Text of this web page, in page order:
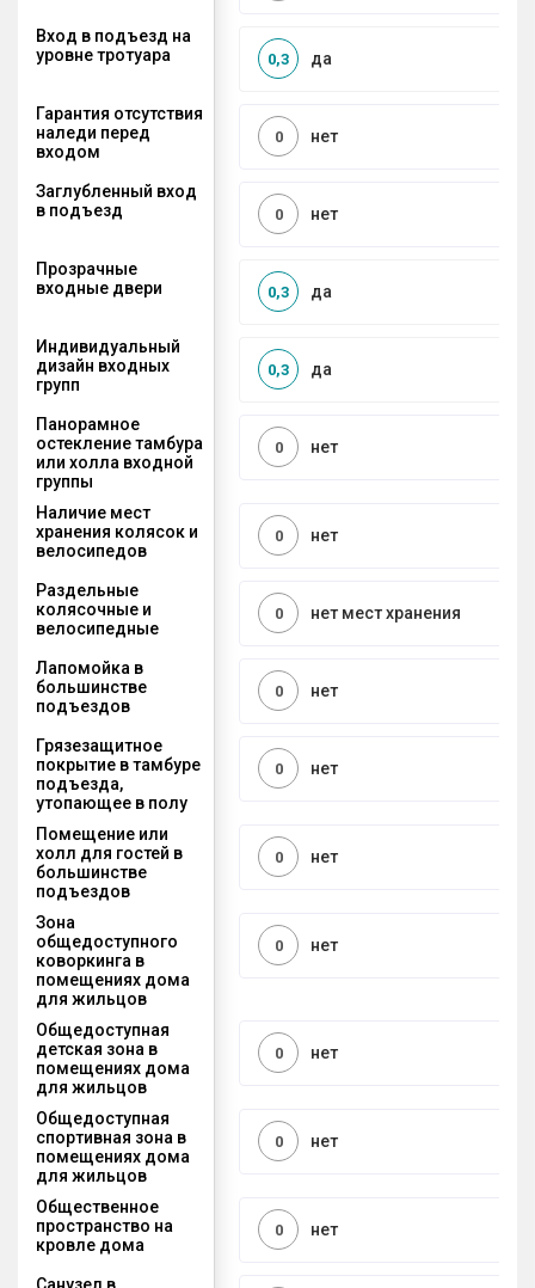
Вход в подъезд на
уровне тротуара
да
0,3
Гарантия отсутствия
наледи перед
входом
нет
0
Заглубленный вход
в подъезд
нет
0
Прозрачные
входные двери
да
0,3
Индивидуальный
дизайн входных
групп
да
0,3
Панорамное
остекление тамбура
или холла входной
группы
нет
0
Наличие мест
хранения колясок и
велосипедов
нет
0
Раздельные
колясочные и
велосипедные
нет мест хранения
0
Лапомойка в
большинстве
подъездов
нет
0
Грязезащитное
покрытие в тамбуре
подъезда,
утопающее в полу
нет
0
Помещение или
холл для гостей в
большинстве
подъездов
нет
0
Зона
общедоступного
коворкинга в
помещениях дома
для жильцов
нет
0
Общедоступная
детская зона в
помещениях дома
для жильцов
нет
0
Общедоступная
спортивная зона в
помещениях дома
для жильцов
нет
0
Общественное
пространство на
кровле дома
нет
0
Санузел в